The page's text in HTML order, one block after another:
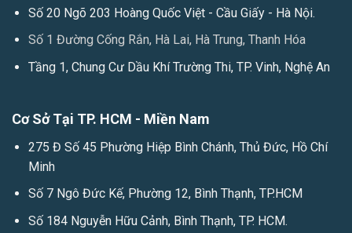
Số 20 Ngõ 203 Hoàng Quốc Việt - Cầu Giấy - Hà Nội.
Số 1 Đường Cống Rắn, Hà Lai, Hà Trung, Thanh Hóa
Tầng 1, Chung Cư Dầu Khí Trường Thi, TP. Vinh, Nghệ An
Cơ Sở Tại TP. HCM - Miền Nam
275 Đ Số 45 Phường Hiệp Bình Chánh, Thủ Đức, Hồ Chí
Minh
Số 7 Ngô Đức Kế, Phường 12, Bình Thạnh, TP.HCM
Số 184 Nguyễn Hữu Cảnh, Bình Thạnh, TP. HCM.